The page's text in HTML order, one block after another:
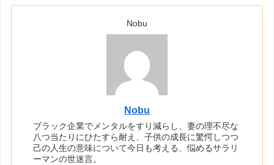
Nobu
Nobu
ブラック企業でメンタルをすり減らし、妻の理不尽な
八つ当たりにひたすら耐え、子供の成長に驚愕しつつ
己の人生の意味について今日も考える、悩めるサラリ
ーマンの世迷言。